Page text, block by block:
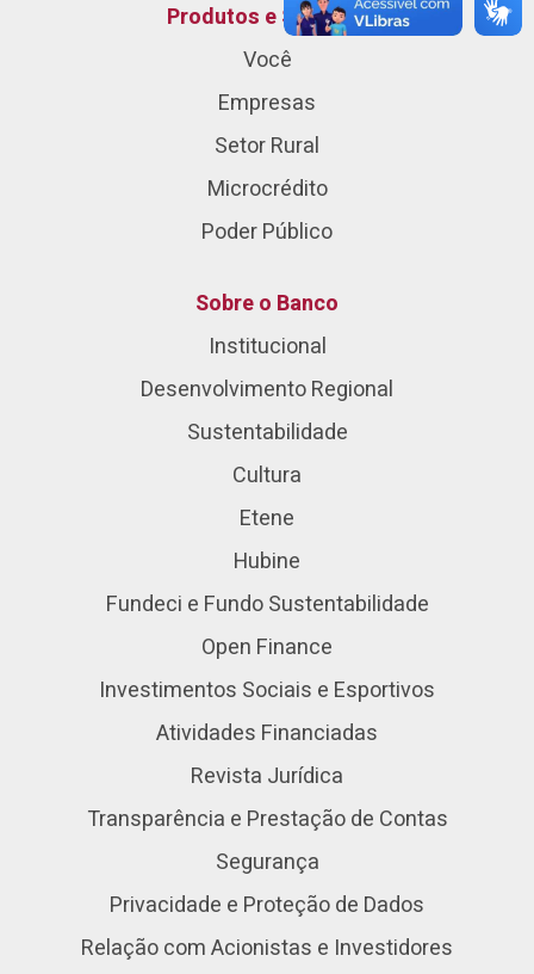
Produtos e Serviços
Você
Empresas
Setor Rural
Microcrédito
Poder Público
Sobre o Banco
Institucional
Desenvolvimento Regional
Sustentabilidade
Cultura
Etene
Hubine
Fundeci e Fundo Sustentabilidade
Open Finance
Investimentos Sociais e Esportivos
Atividades Financiadas
Revista Jurídica
Transparência e Prestação de Contas
Segurança
Privacidade e Proteção de Dados
Relação com Acionistas e Investidores